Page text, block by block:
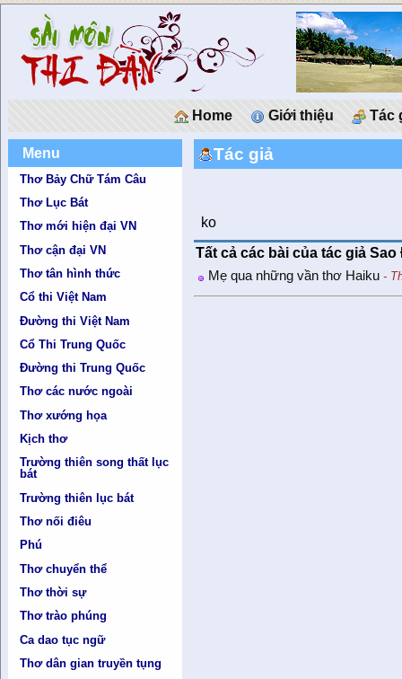
Home Giới thiệu Tác
Menu
Thơ Bảy Chữ Tám Câu
Thơ Lục Bát
Thơ mới hiện đại VN
Thơ cận đại VN
Thơ tân hình thức
Cổ thi Việt Nam
Đường thi Việt Nam
Cổ Thi Trung Quốc
Đường thi Trung Quốc
Thơ các nước ngoài
Thơ xướng họa
Kịch thơ
Trường thiên song thất lục
bát
Trường thiên lục bát
Thơ nối điêu
Phú
Thơ chuyển thể
Thơ thời sự
Thơ trào phúng
Ca dao tục ngữ
Thơ dân gian truyền tụng
Tác giả
ko
Tất cả các bài của tác giả Sao
Mẹ qua những vần thơ Haiku -